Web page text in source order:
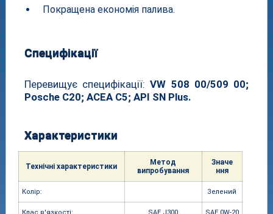
Покращена економія палива.
Специфікації
Перевищує специфікації:VW 508 00/509 00;
Posche C20; ACEA C5; API SN Plus.
Характеристики
Технічні характеристики
Метод
випробування
Значе
ння
Колір: Зелений